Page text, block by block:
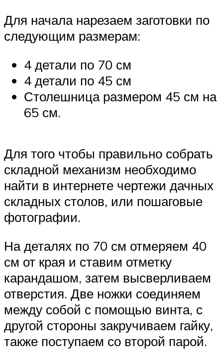
Для начала нарезаем заготовки по
следующим размерам:
4 детали по 70 см
4 детали по 45 см
Столешница размером 45 см на
65 см.
Для того чтобы правильно собрать
складной механизм необходимо
найти в интернете чертежи дачных
складных столов, или пошаговые
фотографии.
На деталях по 70 см отмеряем 40
см от края и ставим отметку
карандашом, затем высверливаем
отверстия. Две ножки соединяем
между собой с помощью винта, с
другой стороны закручиваем гайку,
также поступаем со второй парой.